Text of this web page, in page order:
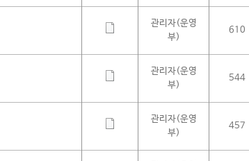
관리자(운영
부)
610
관리자(운영
부)
544
관리자(운영
부)
457